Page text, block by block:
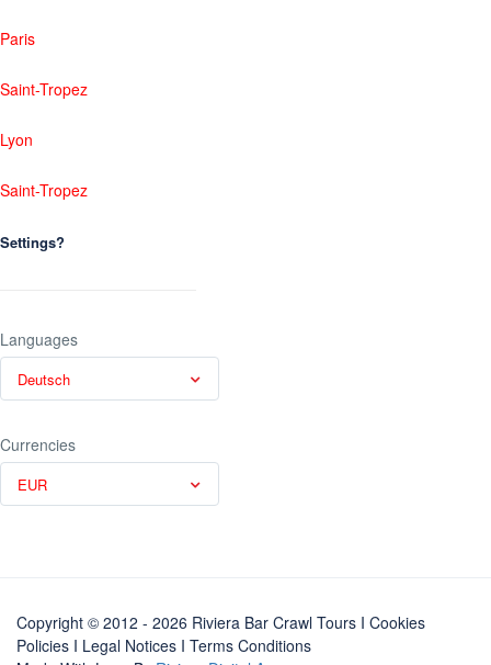
Paris
Saint-Tropez
Lyon
Saint-Tropez
Settings?
Languages
Deutsch
Currencies
EUR
Copyright © 2012 - 2026 Riviera Bar Crawl Tours I Cookies
Policies I Legal Notices I Terms Conditions